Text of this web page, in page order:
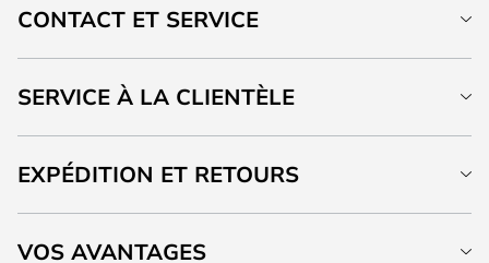
CONTACT ET SERVICE
SERVICE À LA CLIENTÈLE
EXPÉDITION ET RETOURS
VOS AVANTAGES